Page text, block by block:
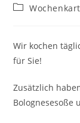
Wir kochen
für Sie!
Zusätzlich
Bolognesesoße